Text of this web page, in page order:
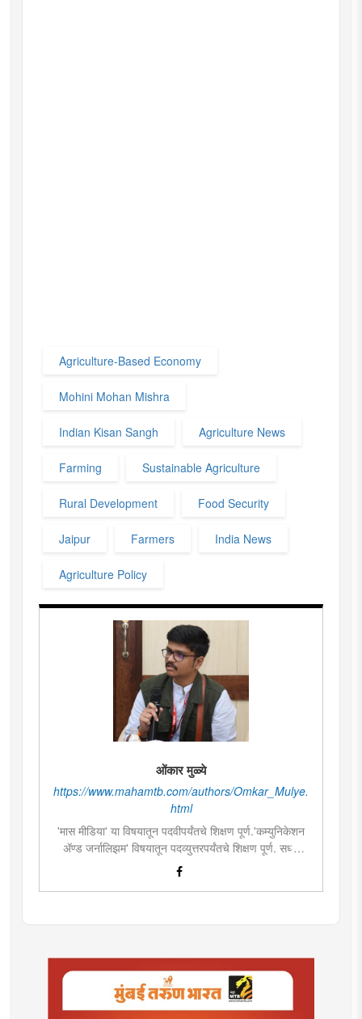
Agriculture-Based Economy
Mohini Mohan Mishra
Indian Kisan Sangh Agriculture News
Farming Sustainable Agriculture
Rural Development Food Security
Jaipur Farmers India News
Agriculture Policy
ओंकार मुळ्ये
https://www.mahamtb.com/authors/Omkar_Mulye.
html
'मास मीडिया' या विषयातून पदवीपर्यंतचे शिक्षण पूर्ण.'कम्युनिकेशन
ॲण्ड जर्नालिझम' विषयातून पदव्युत्तरपर्यंतचे शिक्षण पूर्ण. सध्या
दै.'मुंबई तरुण भारत'मध्ये वेब उपसंपादक म्हणून कार्यरत. लिखाण,
संगीत, वाचन, फोटोग्राफी, इ.ची आवड.लिवोग्राफी भाषाशैलीत